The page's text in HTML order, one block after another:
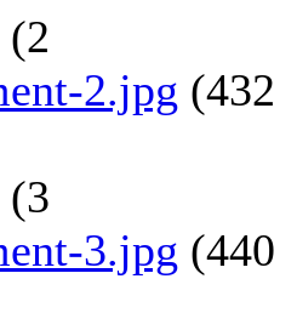
2.jpg (432
3.jpg (440